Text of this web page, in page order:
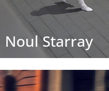
Noul Starray